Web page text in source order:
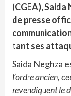
(CGEA),
de presse
tant ses
Saida Neghza
l’ordre ancien,
revendiquent le